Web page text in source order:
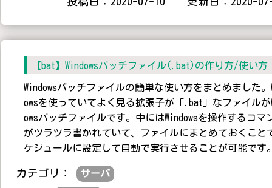
【bat】Windowsバッチファイル(.bat)の作り方/使い方
Windowsバッチファイルの簡単な使い方をまとめました。
owsを使っていてよく見る拡張子が「.bat」なファイルが
owsバッチファイルです。中にはWindowsを操作するコマ
がツラツラ書かれていて、ファイルにまとめておくこと
ケジュールに設定して自動で実行させることが可能です
カテゴリ： サーバ